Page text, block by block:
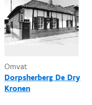
Omvat
Dorpsherberg De Dry
Kronen